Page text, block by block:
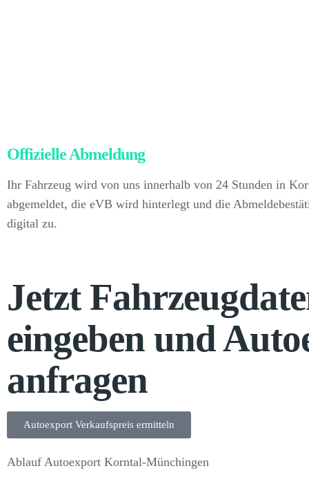
Offizielle Abmeldung
Ihr Fahrzeug wird von uns innerhalb von 24 Stunden in
abgemeldet, die eVB wird hinterlegt und die
digital zu.
Jetzt
eingeben und
anfragen
Autoexport Verkaufspreis ermitteln
Ablauf Autoexport Korntal-Münchingen